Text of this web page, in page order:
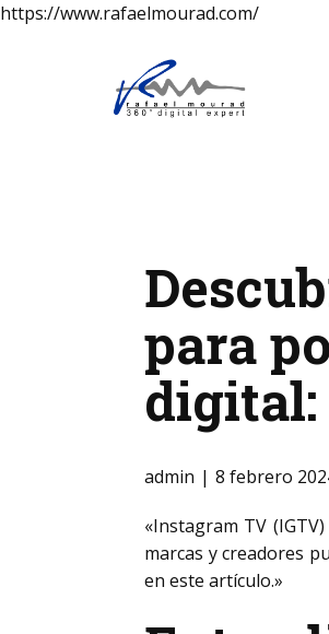
https://www.rafaelmourad.com/
para
admin 8 febrero
«Instagram TV
marcas y creadores
en este artículo.»